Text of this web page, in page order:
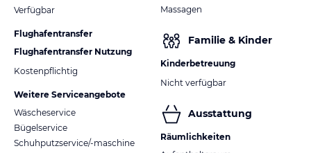
Verfügbar
Flughafentransfer
Flughafentransfer Nutzung
Kostenpflichtig
Weitere Serviceangebote
Wäscheservice
Bügelservice
Schuhputzservice/-maschine
Massagen
Familie & Kinder
Kinderbetreuung
Nicht verfügbar
Ausstattung
Räumlichkeiten